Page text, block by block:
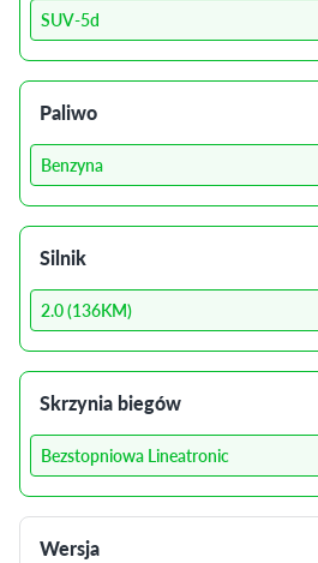
SUV-5d
Paliwo
Benzyna
Silnik
2.0 (136KM)
Skrzynia biegów
Bezstopniowa Lineatronic
Wersja